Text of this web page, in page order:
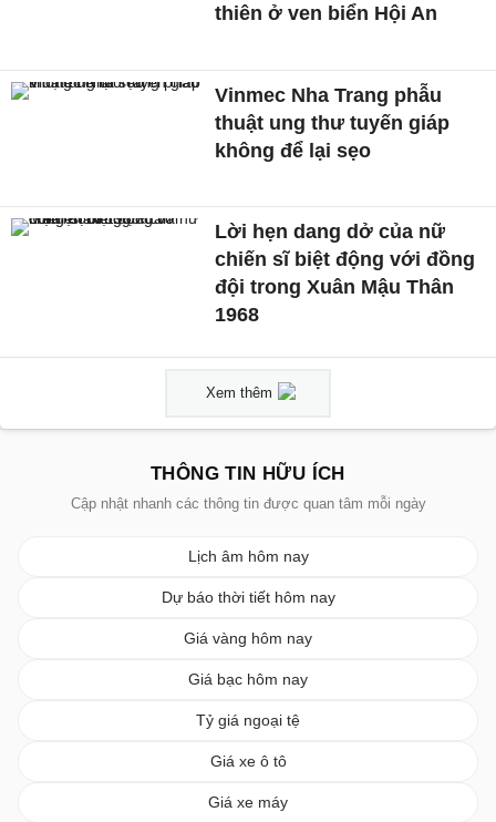
thiên ở ven biển Hội An
Vinmec Nha Trang phẫu
thuật ung thư tuyến giáp
không để lại sẹo
Lời hẹn dang dở của nữ
chiến sĩ biệt động với đồng
đội trong Xuân Mậu Thân
1968
Xem thêm
THÔNG TIN HỮU ÍCH
Cập nhật nhanh các thông tin được quan tâm mỗi ngày
Lịch âm hôm nay
Dự báo thời tiết hôm nay
Giá vàng hôm nay
Giá bạc hôm nay
Tỷ giá ngoại tệ
Giá xe ô tô
Giá xe máy